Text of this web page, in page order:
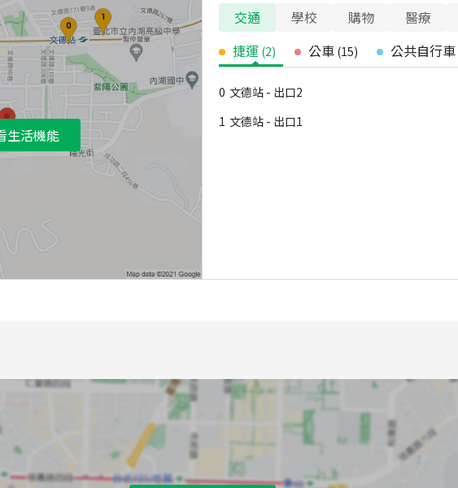
生活機能
交通 學校 購物 醫療
捷運 (2) 公車 (15) 公共自行車
0 文德站 - 出口2
1 文德站 - 出口1